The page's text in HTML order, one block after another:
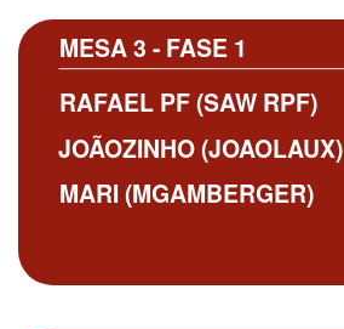
MESA 3 - FASE 1
RAFAEL PF (SAW RPF)
JOÃOZINHO (JOAOLAUX)
MARI (MGAMBERGER)